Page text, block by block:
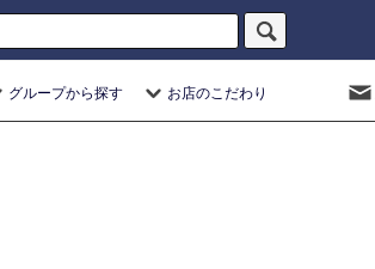
グループから探す お店のこだわり